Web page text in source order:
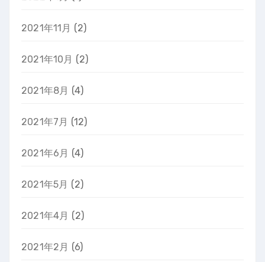
2021年11月 (2)
2021年10月 (2)
2021年8月 (4)
2021年7月 (12)
2021年6月 (4)
2021年5月 (2)
2021年4月 (2)
2021年2月 (6)